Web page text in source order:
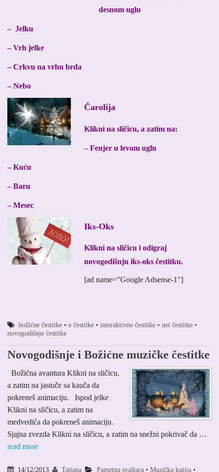
desnom uglu
– Jelku
– Vrh jelke
– Crkvu na vrhu brda
– Nebo
Čarolija
Klikni na sličicu, a zatim na:
– Fenjer u levom uglu
– Kuću
– Baru
– Mesec
Iks-Oks
Klikni na sličicu i odigraj
novogodišnju iks-oks čestitku.
[ad name=”Google Adsense-1″]
božićne čestitke •e čestitke •interaktivne čestitke •net čestitke •
novogodišnje čestitke
Novogodišnje i Božićne muzičke čestitke
Božićna avantura Klikni na sličicu,
a zatim na jastuče sa kauča da
pokreneš animaciju. Ispod jelke
Klikni na sličicu, a zatim na
medvedića da pokreneš animaciju.
Sjajna zvezda Klikni na sličicu, a zatim na snežni pokrivač da …
read more
14/12/2013 Tatjana Pametna svaštara• Muzička kutija•